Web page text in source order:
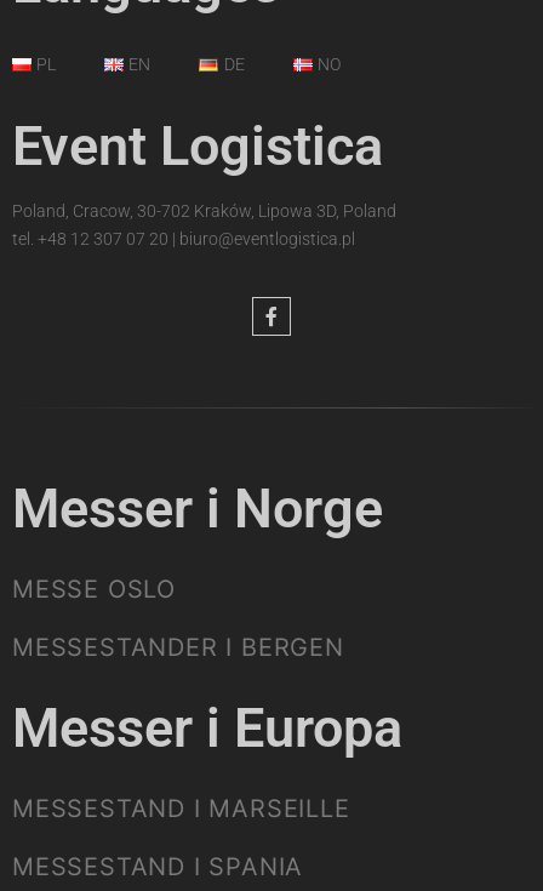
PL EN DE NO
Event Logistica
Poland, Cracow, 30-702 Kraków, Lipowa 3D, Poland
tel. +48 12 307 07 20 | biuro@eventlogistica.pl
Messer i Norge
MESSE OSLO
MESSESTANDER I BERGEN
Messer i Europa
MESSESTAND I MARSEILLE
MESSESTAND I SPANIA